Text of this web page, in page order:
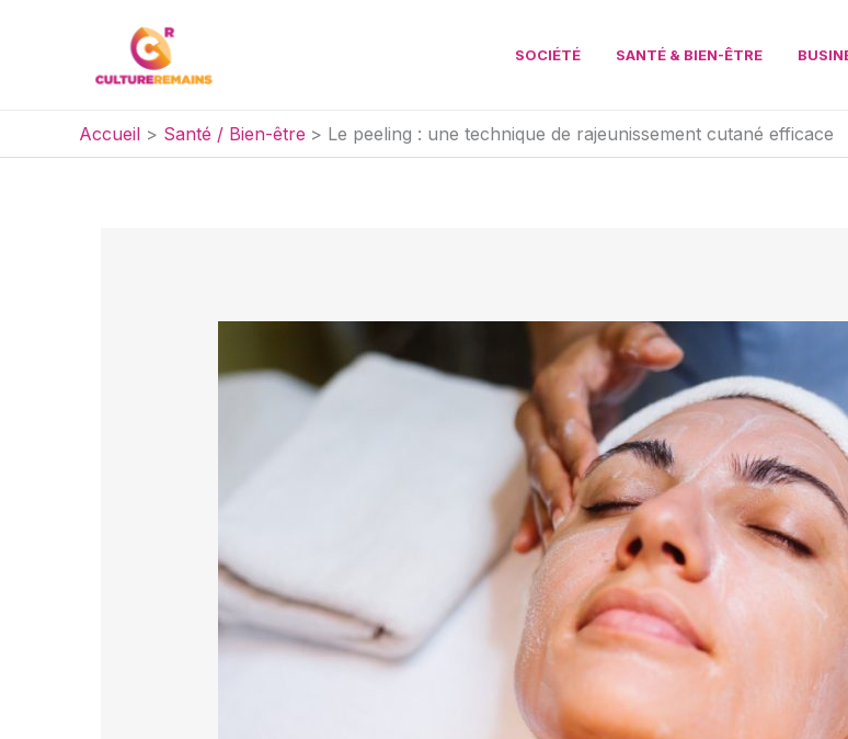
SOCIÉTÉ SANTÉ & BIEN-ÊTRE
Accueil Santé / Bien-être Le peeling : une technique de rajeunissement cutané efficace